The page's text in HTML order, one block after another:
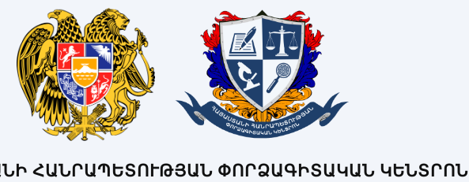
ՀԱՆՐԱՊԵՏՈՒԹՅԱՆ ՓՈՐՁԱԳԻՏԱԿԱՆ ԿԵՆՏՐՈՆ